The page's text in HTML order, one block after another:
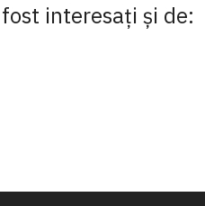
interesaţi şi de: